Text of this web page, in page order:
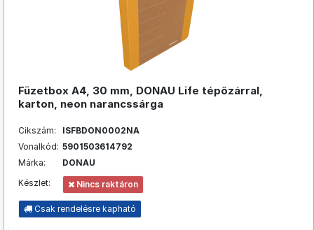
Füzetbox A4, 30 mm, DONAU Life tépőzárral,
karton, neon narancssárga
Cikszám:
ISFBDON0002NA
Vonalkód: 5901503614792
Márka:
DONAU
Készlet:
Nincs raktáron
Csak rendelésre kapható